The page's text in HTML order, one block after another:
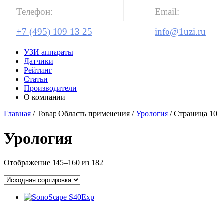
Телефон:
+7 (495) 109 13 25
Email:
info@1uzi.ru
УЗИ аппараты
Датчики
Рейтинг
Статьи
Производители
О компании
Главная / Товар Область применения /Урология / Страница 10
Урология
Отображение 145–160 из 182